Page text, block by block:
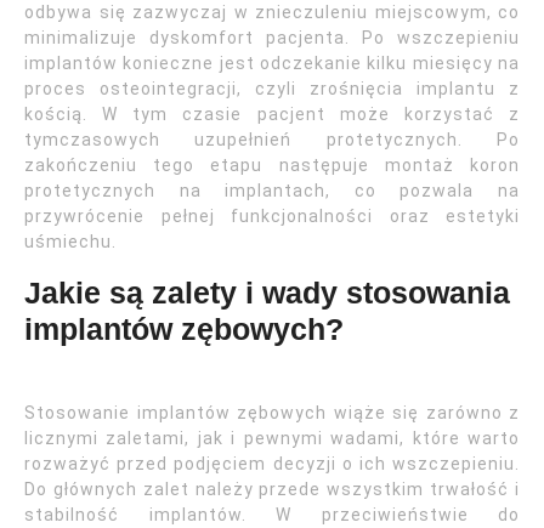
odbywa się zazwyczaj w znieczuleniu miejscowym, co
minimalizuje dyskomfort pacjenta. Po wszczepieniu
implantów konieczne jest odczekanie kilku miesięcy na
proces osteointegracji, czyli zrośnięcia implantu z
kością. W tym czasie pacjent może korzystać z
tymczasowych uzupełnień protetycznych. Po
zakończeniu tego etapu następuje montaż koron
protetycznych na implantach, co pozwala na
przywrócenie pełnej funkcjonalności oraz estetyki
uśmiechu.
Jakie są zalety i wady stosowania
implantów zębowych?
Stosowanie implantów zębowych wiąże się zarówno z
licznymi zaletami, jak i pewnymi wadami, które warto
rozważyć przed podjęciem decyzji o ich wszczepieniu.
Do głównych zalet należy przede wszystkim trwałość i
stabilność implantów. W przeciwieństwie do